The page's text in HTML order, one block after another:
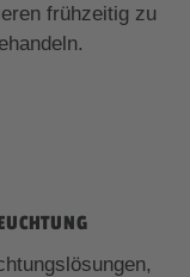
frühzeitig zu